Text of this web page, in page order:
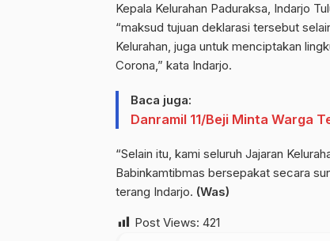
Kepala Kelurahan Paduraksa, Indarjo
“maksud tujuan deklarasi tersebut
Kelurahan, juga untuk menciptakan
Corona,” kata Indarjo.
Baca juga:
Danramil 11/Beji Minta Warga
“Selain itu, kami seluruh Jajaran
Babinkamtibmas bersepakat secara
terang Indarjo. (Was)
Post Views: 421